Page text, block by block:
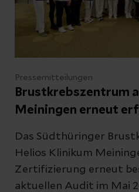
Pressemitteilungen
Brustkrebszentrum
Meiningen erneut
Das Südthüringer
Helios Klinikum
Zertifizierung erneut
aktuellen Audit im Mai